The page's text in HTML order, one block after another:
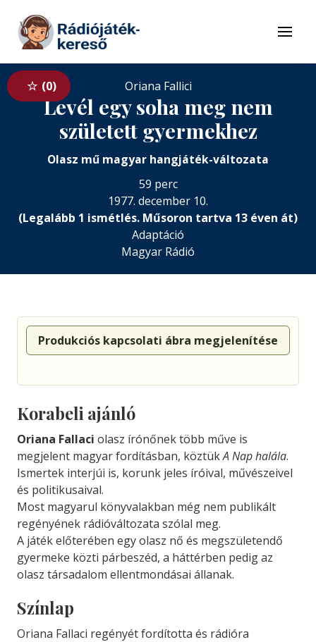
Tovább a tartalomhoz
Menü
0 Oriana Fallici
Levél egy soha meg nem
született gyermekhez
Olasz mű magyar hangjáték-változata
59 perc
1977. december 10.
(Legalább 1 ismétlés. Műsoron tartva 13 éven át)
Adaptáció
Magyar Rádió
Produkciós kapcsolati ábra megjelenítése
Korabeli ajánló
Oriana Fallaci olasz írónőnek több műve is
megjelent magyar fordításban, köztükA Nap halála.
Ismertek interjúi is, korunk jeles íróival, művészeivel
és politikusaival.
Most magyarul könyvalakban még nem publikált
regényének rádióváltozata szólal meg.
A játék előterében egy olasz nő és megszületendő
gyermeke közti párbeszéd, a háttérben pedig az
olasz társadalom ellentmondásai állanak.
Színlap
Oriana Fallaci regényét fordította és rádióra